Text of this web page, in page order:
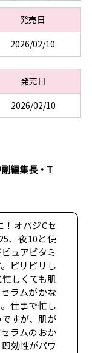
発売日
2026/02/10
発売日
2026/02/10
編集長・T
オバジCセ
、夜10と使
ュアビタミ
ピリピリし
しくても肌
ラムがかな
仕事で忙し
すが、肌が
ラムのおか
効性がパワ